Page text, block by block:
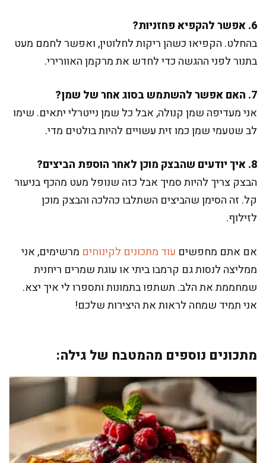
6. אפשר להקפיא פחזניות?
בהחלט. הקפיאו כשהן ריקות לחלוטין, ואפשר לחמם מעט
בתנור לפני ההגשה כדי לחדש את מרקמן האוורירי.
7. האם אפשר להשתמש בסוג אחר של שמן?
אני מעדיפה שמן קנולה, אבל כל שמן נייטרלי יתאים. שימו
לב שטעמי שמן כמו זית עשויים להיות בולטים מדי.
8. איך יודעים שהבצק מוכן לאחר הוספת הביצים?
הבצק צריך להיות סמיך אבל כזה שנופל מעט מהכף בניעור
קל. זה הסימן שהביצים השתלבו כהלכה והבצק מוכן
לזילוף.
אם אתם מחפשים עוד מתכונים לקינוחים מרשימים, אני
ממליצה לנסות גם קרמבו ביתי או עוגת שמרים ריחנית
שמחממת את הלב. תשתפו בתמונות ותספרו לי איך יצא.
אני תמיד שמחה לראות את היצירות שלכם!
מתכונים נוספים מהמטבח של גילה: